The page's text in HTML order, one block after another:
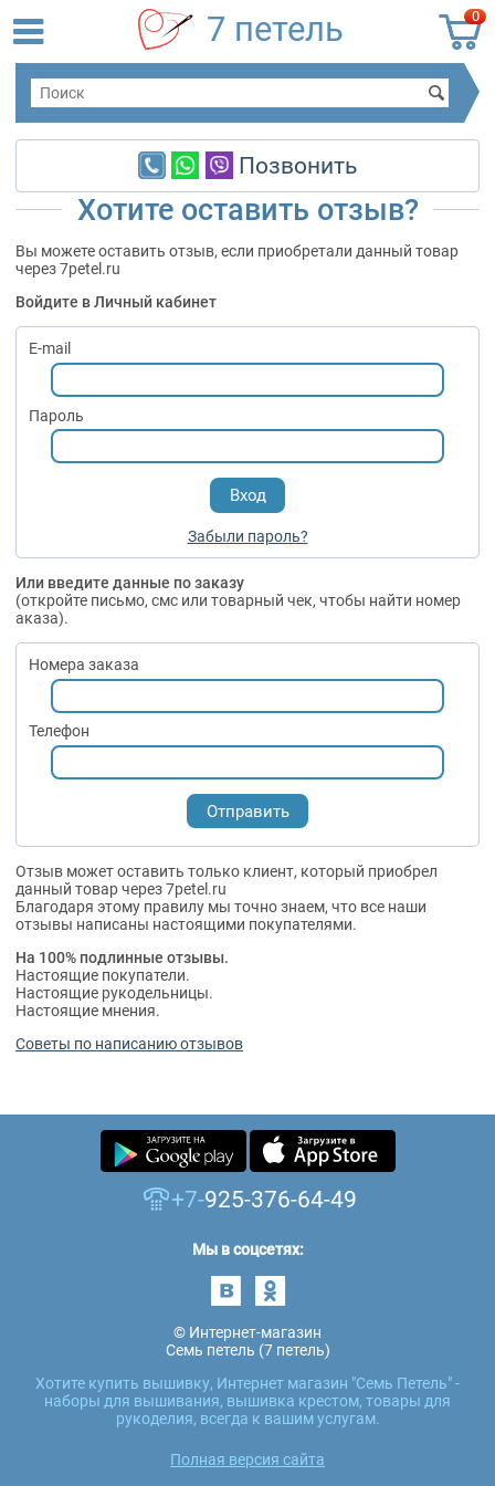
0
7 петель
Позвонить
Хотите оставить отзыв?
Вы можете оставить отзыв, если приобретали данный товар
через 7petel.ru
Войдите в Личный кабинет
E-mail
Пароль
Забыли пароль?
Или введите данные по заказу
(откройте письмо, смс или товарный чек, чтобы найти номер
аказа).
Номера заказа
Телефон
Отзыв может оставить только клиент, который приобрел
данный товар через 7petel.ru
Благодаря этому правилу мы точно знаем, что все наши
отзывы написаны настоящими покупателями.
На 100% подлинные отзывы.
Настоящие покупатели.
Настоящие рукодельницы.
Настоящие мнения.
Советы по написанию отзывов
+7-925-376-64-49
Мы в соцсетях:
© Интернет-магазин
Семь петель (7 петель)
Хотите купить вышивку, Интернет магазин "Семь Петель" -
наборы для вышивания, вышивка крестом, товары для
рукоделия, всегда к вашим услугам.
Полная версия сайта